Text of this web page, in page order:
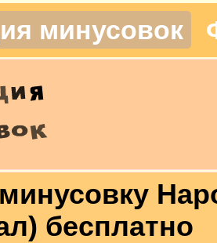
минусовок
минусовку
бесплатно